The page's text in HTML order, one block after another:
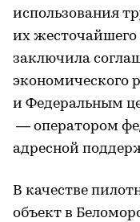
использования
их
заключила
экономического
и Федеральным
— оператором
адресной
В качестве
объект в